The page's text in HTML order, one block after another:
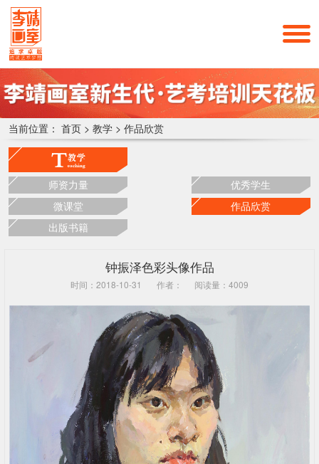
当前位置： 首页 > 教学 > 作品欣赏
师资力量
优秀学生
微课堂
作品欣赏
出版书籍
钟振泽色彩头像作品
时间：2018-10-31 作者： 阅读量：4009